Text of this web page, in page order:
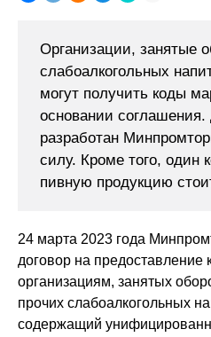
Организации, занятые
слабоалкогольных
могут получить коды
основании соглашения.
разработан
силу. Кроме того, один
пивную продукцию
24 марта 2023 года
договор на предоставление
организациям, занятых
прочих слабоалкогольных
содержащий